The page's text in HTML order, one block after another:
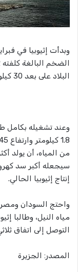
البلاد على بعد 30 كيلومترا من الحدود مع السودان.
وعند تشغيله بكامل
سيجعله أكبر سد
إنتاج إثيوبيا الحالي.
واحتج السودان ومصر
مياه النيل، وطالبا
التوصل إلى اتفاق
المصدر: الجزيرة